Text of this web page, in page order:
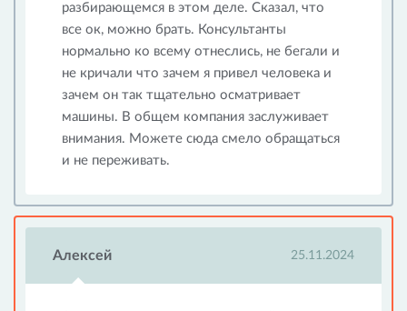
разбирающемся в этом деле. Сказал, что
все ок, можно брать. Консультанты
нормально ко всему отнеслись, не бегали и
не кричали что зачем я привел человека и
зачем он так тщательно осматривает
машины. В общем компания заслуживает
внимания. Можете сюда смело обращаться
и не переживать.
Алексей 25.11.2024